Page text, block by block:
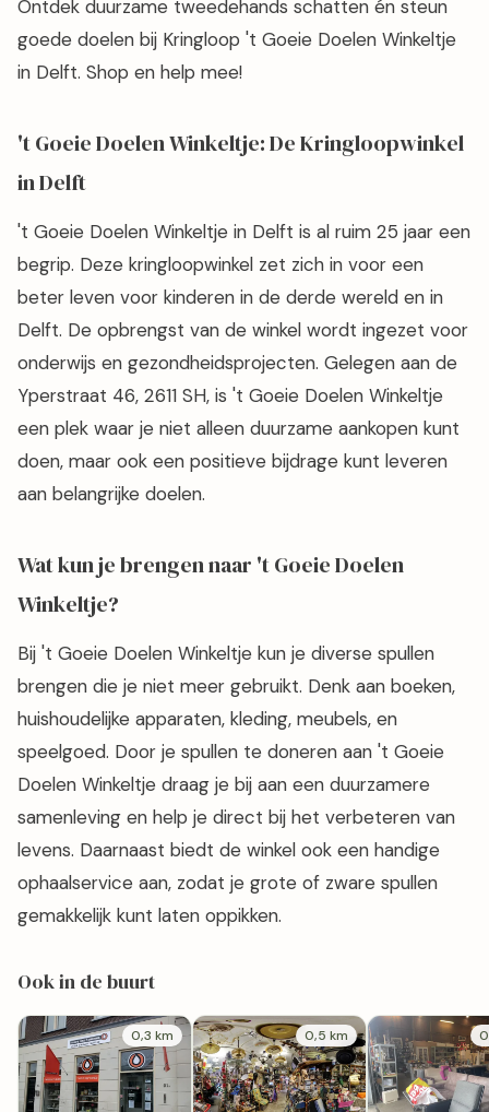
Ontdek duurzame tweedehands schatten én steun
goede doelen bij Kringloop 't Goeie Doelen Winkeltje
in Delft. Shop en help mee!
't Goeie Doelen Winkeltje: De Kringloopwinkel
in Delft
't Goeie Doelen Winkeltje in Delft is al ruim 25 jaar een
begrip. Deze kringloopwinkel zet zich in voor een
beter leven voor kinderen in de derde wereld en in
Delft. De opbrengst van de winkel wordt ingezet voor
onderwijs en gezondheidsprojecten. Gelegen aan de
Yperstraat 46, 2611 SH, is 't Goeie Doelen Winkeltje
een plek waar je niet alleen duurzame aankopen kunt
doen, maar ook een positieve bijdrage kunt leveren
aan belangrijke doelen.
Wat kun je brengen naar 't Goeie Doelen
Winkeltje?
Bij 't Goeie Doelen Winkeltje kun je diverse spullen
brengen die je niet meer gebruikt. Denk aan boeken,
huishoudelijke apparaten, kleding, meubels, en
speelgoed. Door je spullen te doneren aan 't Goeie
Doelen Winkeltje draag je bij aan een duurzamere
samenleving en help je direct bij het verbeteren van
levens. Daarnaast biedt de winkel ook een handige
ophaalservice aan, zodat je grote of zware spullen
gemakkelijk kunt laten oppikken.
Ook in de buurt
0,3 km 0,5 km